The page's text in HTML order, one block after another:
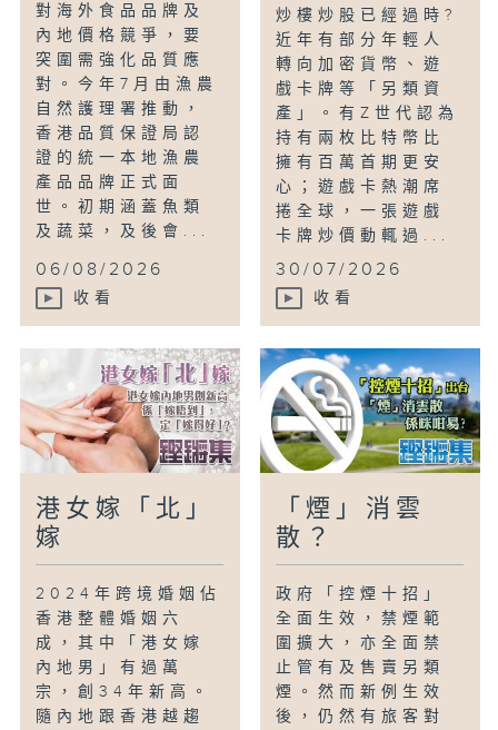
對海外食品品牌及
內地價格競爭，要
突圍需強化品質應
對。今年7月由漁農
自然護理署推動，
香港品質保證局認
證的統一本地漁農
產品品牌正式面
世。初期涵蓋魚類
及蔬菜，及後會...
06/08/2026
收看
炒樓炒股已經過時?
近年有部分年輕人
轉向加密貨幣、遊
戲卡牌等「另類資
產」。有Z世代認為
持有兩枚比特幣比
擁有百萬首期更安
心；遊戲卡熱潮席
捲全球，一張遊戲
卡牌炒價動輒過...
30/07/2026
收看
港女嫁「北」
嫁
2024年跨境婚姻佔
香港整體婚姻六
成，其中「港女嫁
內地男」有過萬
宗，創34年新高。
隨內地跟香港越趨
「煙」消雲
散？
政府「控煙十招」
全面生效，禁煙範
圍擴大，亦全面禁
止管有及售賣另類
煙。然而新例生效
後，仍然有旅客對